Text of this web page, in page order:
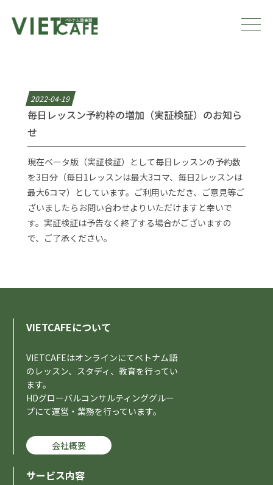
2022-04-19
毎日レッスン予約枠の増加（実証検証）のお知ら
せ
現在ベータ版（実証検証）として毎日レッスンの予約数
を3日分（毎日1レッスンは最大3コマ、毎日2レッスンは
最大6コマ）としています。ご利用いただき、ご意見等ご
ざいましたらお問い合わせよりいただけますと幸いで
す。実証検証は予告なく終了する場合がございますの
で、ご了承ください。
VIETCAFEについて
VIETCAFEはオンラインにてベトナム語
のレッスン、スタディ、教育を行ってい
ます。
HDグローバルコンサルティンググルー
プにて運営・業務を行っています。
会社概要
サービス内容